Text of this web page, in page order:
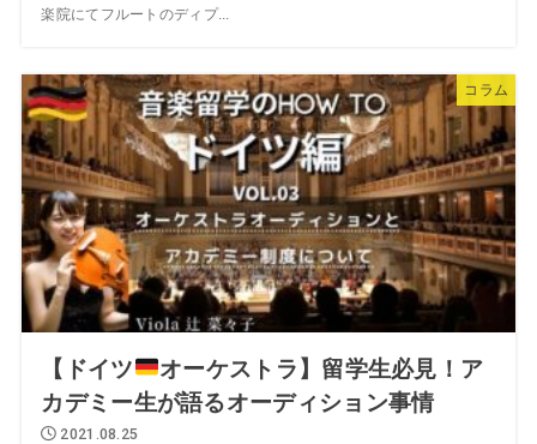
楽院にてフルートのディプ...
コラム
【ドイツ
オーケストラ】留学生必見！ア
カデミー生が語るオーディション事情
2021.08.25